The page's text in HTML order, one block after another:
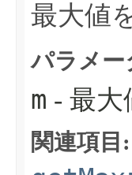
最大値
パラメー
m - 最大
関連項目: